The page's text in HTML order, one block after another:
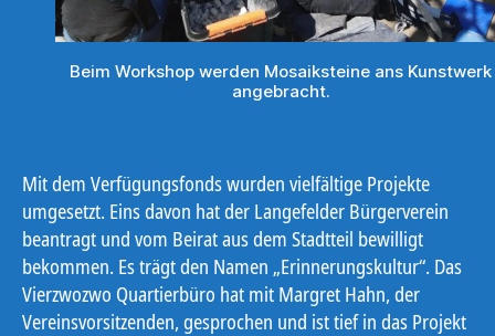
Beim Workshop werden Mosaiksteine ans Kunstwerk
angebracht.
Mit dem Verfügungsfonds wurden vielfältige Projekte
umgesetzt. Eins davon hat der Langefelder Bürgerverein
beantragt und vom Beirat aus dem Stadtteil bewilligt
bekommen. Es trägt den Namen „Erinnerungskultur“. Das
Vierzwozwo Quartierbüro hat mit Margret Hahn, der
Vereinsvorsitzenden, gesprochen und ist tief in das Projekt